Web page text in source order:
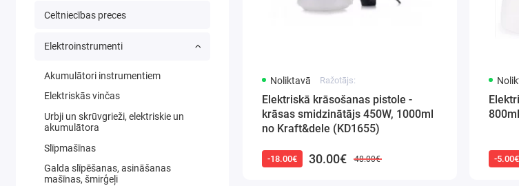
Celtniecības preces
Elektroinstrumenti
Akumulātori instrumentiem
Elektriskās vinčas
Urbji un skrūvgrieži, elektriskie un
akumulātora
Slīpmašīnas
Galda slīpēšanas, asināšanas
mašīnas, šmirģeļi
Noliktavā Ražotājs:
Elektriskā krāsošanas pistole -
krāsas smidzinātājs 450W, 1000ml
no Kraft&dele (KD1655)
-18.00€ 30.00€ 48.00€ -5.00€